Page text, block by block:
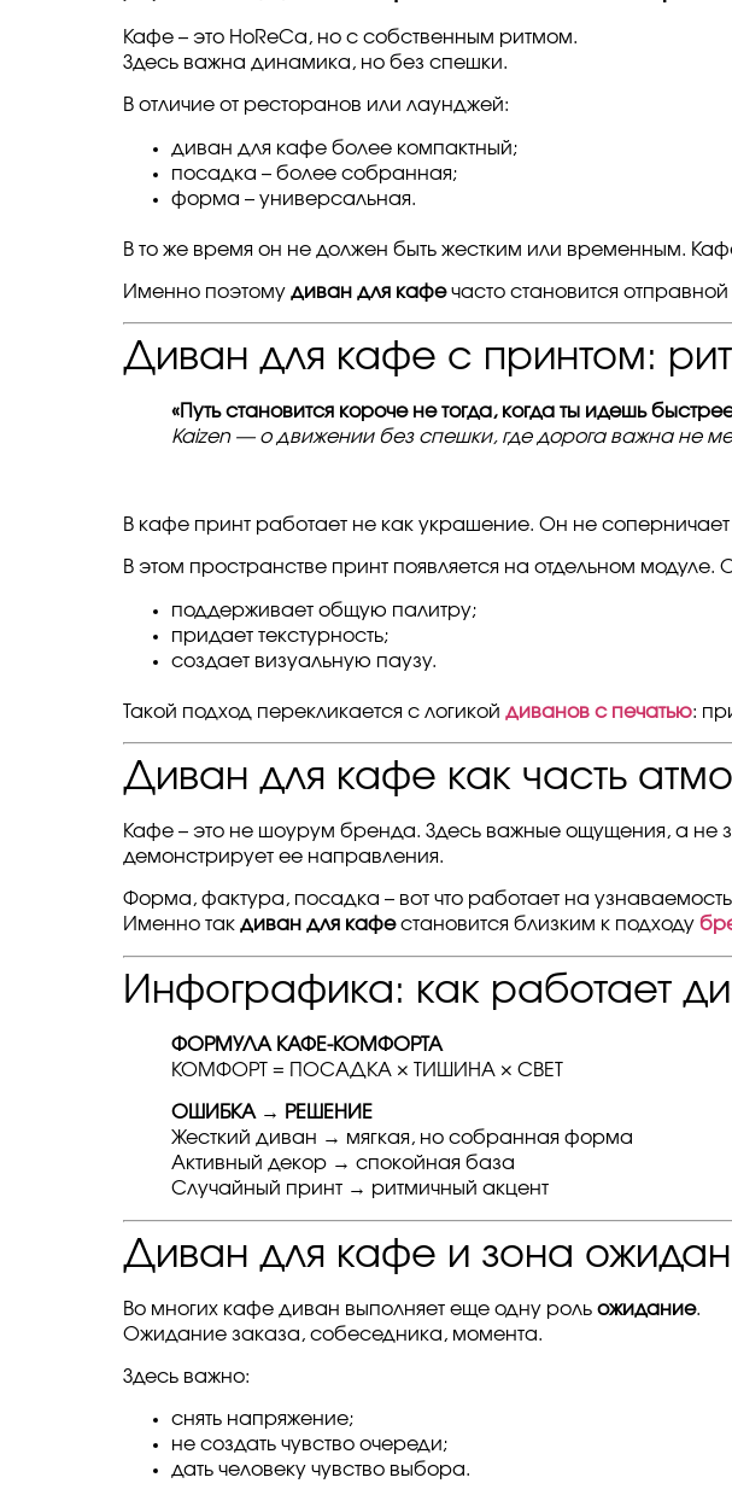
Кафе – это HoReCa, но с собственным ритмом.
Здесь важна динамика, но без спешки.
В отличие от ресторанов или лаунджей:
диван для кафе более компактный;
посадка – более собранная;
форма – универсальная.
В то же время он не должен быть жестким или временным.
Именно поэтому диван для кафечасто становится
Диван для кафе с принтом:
«Путь становится короче не тогда, когда ты идешь
Kaizen — о движении без спешки, где дорога важна не
В кафе принт работает не как украшение. Он не
В этом пространстве принт появляется на отдельном модуле.
поддерживает общую палитру;
придает текстурность;
создает визуальную паузу.
Такой подход перекликается с логикой диванов с печатью:
Диван для кафе как часть
Кафе – это не шоурум бренда. Здесь важные ощущения, а не
демонстрирует ее направления.
Форма, фактура, посадка – вот что работает на
Именно так диван для кафестановится близким к подходу
Инфографика: как работает
ФОРМУЛА КАФЕ-КОМФОРТА
КОМФОРТ = ПОСАДКА × ТИШИНА × СВЕТ
ОШИБКА → РЕШЕНИЕ
Жесткий диван → мягкая, но собранная форма
Активный декор → спокойная база
Случайный принт → ритмичный акцент
Диван для кафе и зона
Во многих кафе диван выполняет еще одну роль ожидание.
Ожидание заказа, собеседника, момента.
Здесь важно:
снять напряжение;
не создать чувство очереди;
дать человеку чувство выбора.